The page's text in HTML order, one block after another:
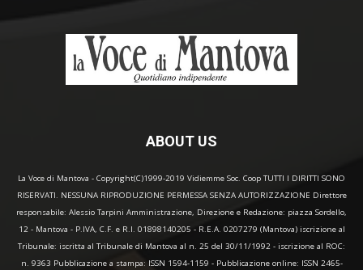
ABOUT US
La Voce di Mantova - Copyright(C)1999-2019 Vidiemme Soc. Coop TUTTI I DIRITTI SONO
RISERVATI. NESSUNA RIPRODUZIONE PERMESSA SENZA AUTORIZZAZIONE Direttore
responsabile: Alessio Tarpini Amministrazione, Direzione e Redazione: piazza Sordello,
12 - Mantova - P.IVA, C.F. e R.I. 01898140205 - R.E.A. 0207279 (Mantova) iscrizione al
Tribunale: iscritta al Tribunale di Mantova al n. 25 del 30/11/1992 - iscrizione al ROC:
n. 9363 Pubblicazione a stampa: ISSN 1594-1159 - Pubblicazione online: ISSN 2465-